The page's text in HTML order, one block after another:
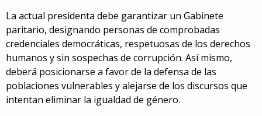
La actual presidenta debe garantizar un Gabinete
paritario, designando personas de comprobadas
credenciales democráticas, respetuosas de los derechos
humanos y sin sospechas de corrupción. Así mismo,
deberá posicionarse a favor de la defensa de las
poblaciones vulnerables y alejarse de los discursos que
intentan eliminar la igualdad de género.